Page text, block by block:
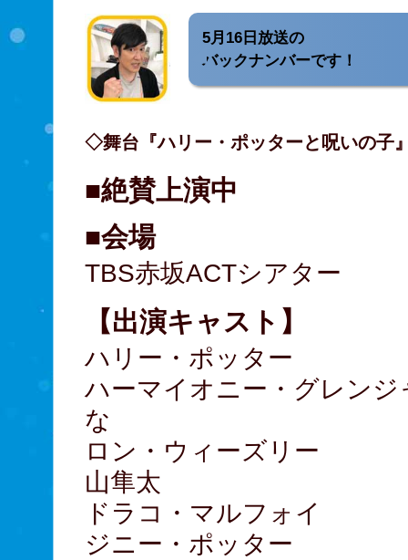
5月16日放送の
バックナンバーです！
◇舞台『ハリー・ポッターと呪いの子
■絶賛上演中
■会場
TBS赤坂ACTシアター
【出演キャスト】
ハリー・ポッタ
ハーマイオニー・グレ
な
ロン・ウィーズリ
山隼太
ドラコ・マルフォ
ジニー・ポッタ